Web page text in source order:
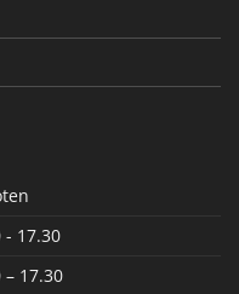
- 17.30
– 17.30